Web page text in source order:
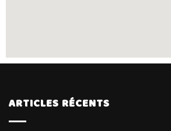
ARTICLES RÉCENTS